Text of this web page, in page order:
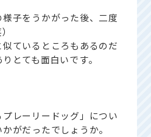
子をうかがった後、二度
ているところもあるのだ
とても面白いです。
レーリードッグ」につい
がだったでしょうか。